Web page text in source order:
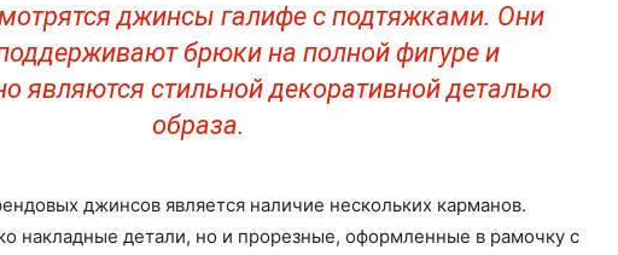
джинсы галифе с подтяжками. Они
брюки на полной фигуре и
являются стильной декоративной деталью
образа.
джинсов является наличие нескольких карманов.
накладные детали, но и прорезные, оформленные в рамочку с